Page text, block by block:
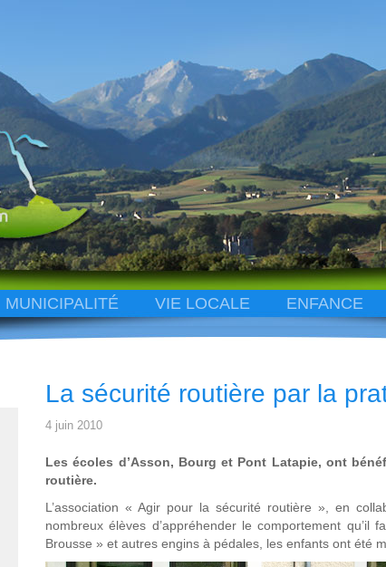
MUNICIPALITÉ VIE LOCALE ENFANCE
La sécurité routière par la
4 juin 2010
Les écoles d’Asson, Bourg et Pont Latapie, ont
routière.
L’association « Agir pour la sécurité routière », en
nombreux élèves d’appréhender le comportement
Brousse » et autres engins à pédales, les enfants ont été